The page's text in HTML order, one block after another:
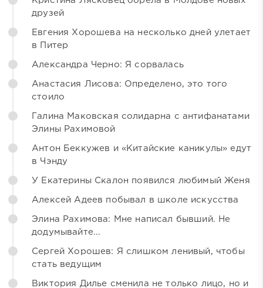
друзей
Евгения Хорошева на несколько дней улетает
в Питер
Александра Черно: Я сорвалась
Анастасия Лисова: Определено, это того
стоило
Галина Маковская солидарна с антифанатами
Элины Рахимовой
Антон Беккужев и «Китайские каникулы» едут
в Чэнду
У Екатерины Скалон появился любимый Женя
Алексей Адеев побывал в школе искусства
Элина Рахимова: Мне написал бывший. Не
додумывайте...
Сергей Хорошев: Я слишком ленивый, чтобы
стать ведущим
Виктория Дилье сменила не только лицо, но и